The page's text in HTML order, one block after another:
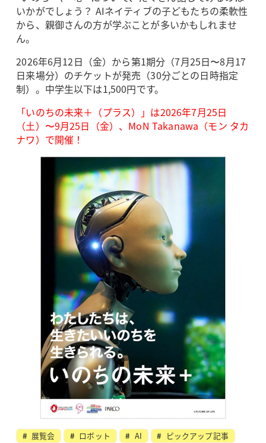
いかがでしょう？ AIネイティブの子どもたちの柔軟性
から、親御さんの方が学ぶことが多いかもしれませ
ん。
2026年6月12日（金）から第1期分（7月25日〜8月17
日来場分）のチケットが発売（30分ごとの日時指定
制）。中学生以下は1,500円です。
「いのちの未来＋（プラス）」は2026年7月25日
（土）〜9月25日（金）、MoN Takanawa（モン タカ
ナワ）で開催！
展覧会 ロボット AI
ピックアップ記事